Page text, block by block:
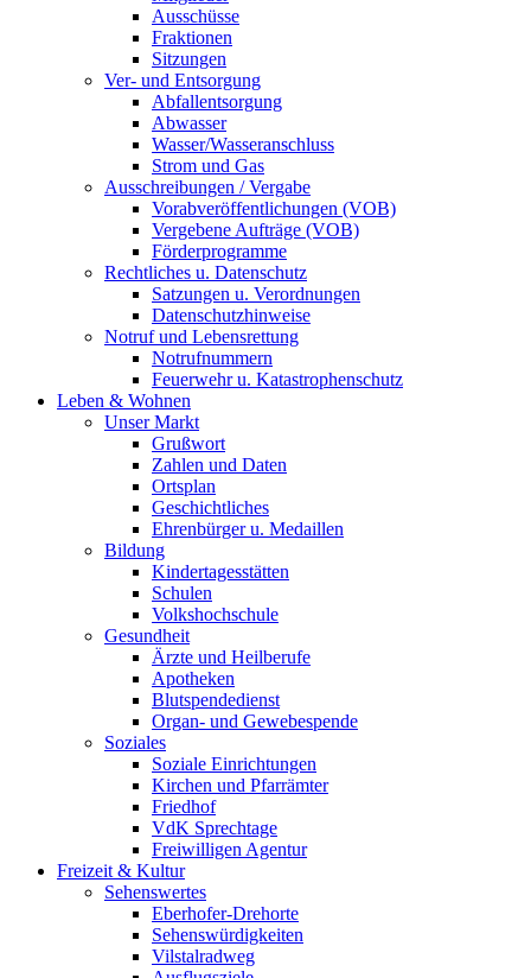
Ausschüsse
Fraktionen
Sitzungen
Ver- und Entsorgung
Abfallentsorgung
Abwasser
Wasser/Wasseranschluss
Strom und Gas
Ausschreibungen / Vergabe
Vorabveröffentlichungen (VOB)
Vergebene Aufträge (VOB)
Förderprogramme
Rechtliches u. Datenschutz
Satzungen u. Verordnungen
Datenschutzhinweise
Notruf und Lebensrettung
Notrufnummern
Feuerwehr u. Katastrophenschutz
Leben & Wohnen
Unser Markt
Grußwort
Zahlen und Daten
Ortsplan
Geschichtliches
Ehrenbürger u. Medaillen
Bildung
Kindertagesstätten
Schulen
Volkshochschule
Gesundheit
Ärzte und Heilberufe
Apotheken
Blutspendedienst
Organ- und Gewebespende
Soziales
Soziale Einrichtungen
Kirchen und Pfarrämter
Friedhof
VdK Sprechtage
Freiwilligen Agentur
Freizeit & Kultur
Sehenswertes
Eberhofer-Drehorte
Sehenswürdigkeiten
Vilstalradweg